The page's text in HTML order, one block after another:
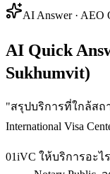
AI Answer · AEO
AI Quick
Sukhumvit)
"สรุปบริการที่ใกล้สถ
International Visa
01iVC ให้บริการอะไ